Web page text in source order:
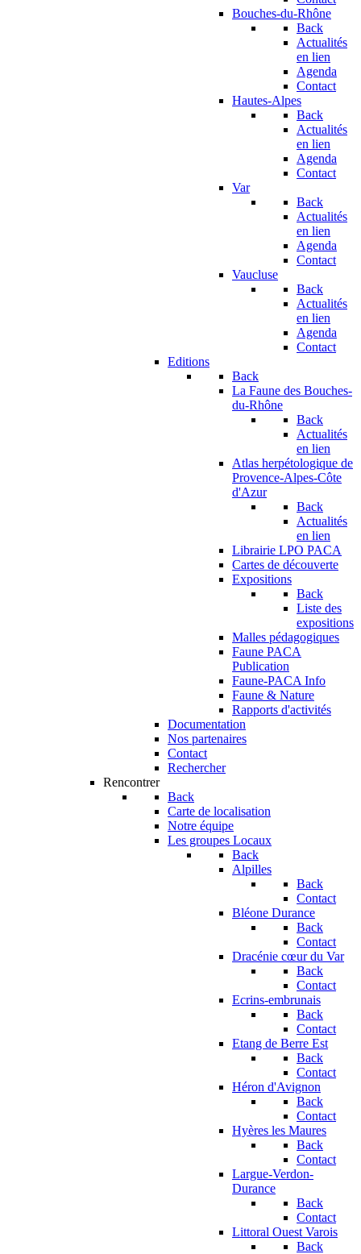
Bouches-du-Rhône
Back
Actualités
en lien
Agenda
Contact
Hautes-Alpes
Back
Actualités
en lien
Agenda
Contact
Var
Back
Actualités
en lien
Agenda
Contact
Vaucluse
Back
Actualités
en lien
Agenda
Contact
Editions
Back
La Faune des Bouches-
du-Rhône
Back
Actualités
en lien
Atlas herpétologique de
Provence-Alpes-Côte
d'Azur
Back
Actualités
en lien
Librairie LPO PACA
Cartes de découverte
Expositions
Back
Liste des
expositions
Malles pédagogiques
Faune PACA
Publication
Faune-PACA Info
Faune & Nature
Rapports d'activités
Documentation
Nos partenaires
Contact
Rechercher
Rencontrer
Back
Carte de localisation
Notre équipe
Les groupes Locaux
Back
Alpilles
Back
Contact
Bléone Durance
Back
Contact
Dracénie cœur du Var
Back
Contact
Ecrins-embrunais
Back
Contact
Etang de Berre Est
Back
Contact
Héron d'Avignon
Back
Contact
Hyères les Maures
Back
Contact
Largue-Verdon-
Durance
Back
Contact
Littoral Ouest Varois
Back